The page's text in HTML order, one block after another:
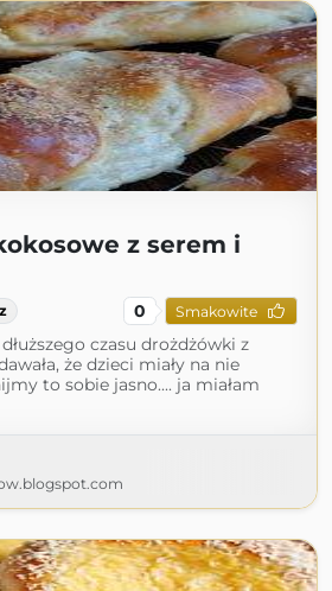
z serem i
0 Smakowite
czasu drożdżówki z
że dzieci miały na nie
to sobie jasno.... ja miałam